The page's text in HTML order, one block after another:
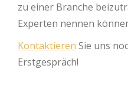
zu einer Branche
Experten nennen
Kontaktieren Sie uns
Erstgespräch!